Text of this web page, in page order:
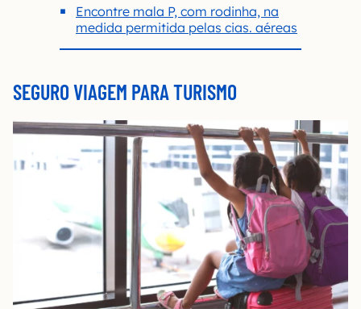
Encontre mala P, com rodinha, na
medida permitida pelas cias. aéreas
SEGURO VIAGEM PARA TURISMO